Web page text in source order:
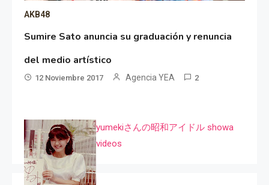
AKB48
Sumire Sato anuncia su graduación y renuncia
del medio artístico
12 Noviembre 2017 Agencia YEA 2
yumekiさんの昭和アイドル showa
videos